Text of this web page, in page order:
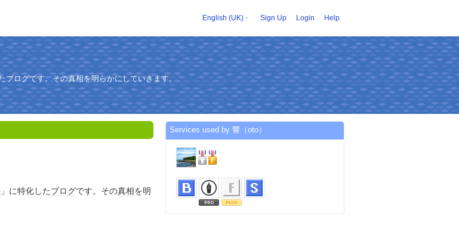
English (UK) Sign Up Login Help
ブログです。その真相を明らかにしていきます。
」に特化したブログです。その真相を明
Services used by 響（oto）